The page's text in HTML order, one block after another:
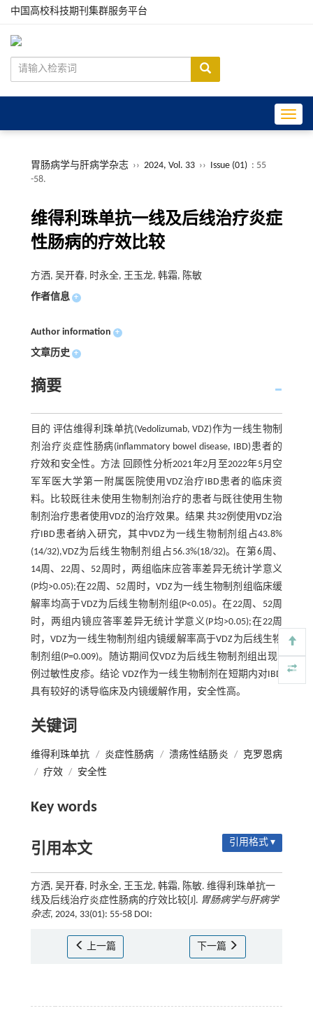
中国高校科技期刊集群服务平台
胃肠病学与肝病学杂志 ›› 2024, Vol. 33 ›› Issue (01) : 55
-58.
维得利珠单抗一线及后线治疗炎症
性肠病的疗效比较
方洒, 吴开春, 时永全, 王玉龙, 韩霜, 陈敏
作者信息 +
Author information +
文章历史 +
摘要
目的 评估维得利珠单抗(Vedolizumab, VDZ)作为一线生物制
剂治疗炎症性肠病(inflammatory bowel disease, IBD)患者的
疗效和安全性。方法 回顾性分析2021年2月至2022年5月空
军军医大学第一附属医院使用VDZ治疗IBD患者的临床资
料。比较既往未使用生物制剂治疗的患者与既往使用生物
制剂治疗患者使用VDZ的治疗效果。结果 共32例使用VDZ治
疗IBD患者纳入研究，其中VDZ为一线生物制剂组占43.8%
(14/32),VDZ为后线生物制剂组占56.3%(18/32)。在第6周、
14周、22周、52周时，两组临床应答率差异无统计学意义
(P均>0.05);在22周、52周时，VDZ为一线生物制剂组临床缓
解率均高于VDZ为后线生物制剂组(P<0.05)。在22周、52周
时，两组内镜应答率差异无统计学意义(P均>0.05);在22周
时，VDZ为一线生物制剂组内镜缓解率高于VDZ为后线生物
制剂组(P=0.009)。随访期间仅VDZ为后线生物制剂组出现1
例过敏性皮疹。结论 VDZ作为一线生物制剂在短期内对IBD
具有较好的诱导临床及内镜缓解作用，安全性高。
关键词
维得利珠单抗 / 炎症性肠病 / 溃疡性结肠炎 /
克罗恩病
/ 疗效 / 安全性
Key words
引用本文 引用格式 ▾
方洒, 吴开春, 时永全, 王玉龙, 韩霜, 陈敏. 维得利珠单抗一
线及后线治疗炎症性肠病的疗效比较[J]. 胃肠病学与肝病学
杂志, 2024, 33(01): 55-58 DOI:
上一篇 下一篇